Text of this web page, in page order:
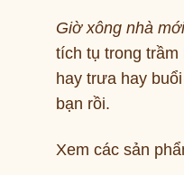
Giờ xông nhà
tích tụ trong
hay trưa hay
bạn rồi.
Xem các sản